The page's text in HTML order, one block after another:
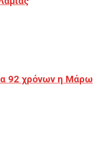
92 χρόνων η Μάρω